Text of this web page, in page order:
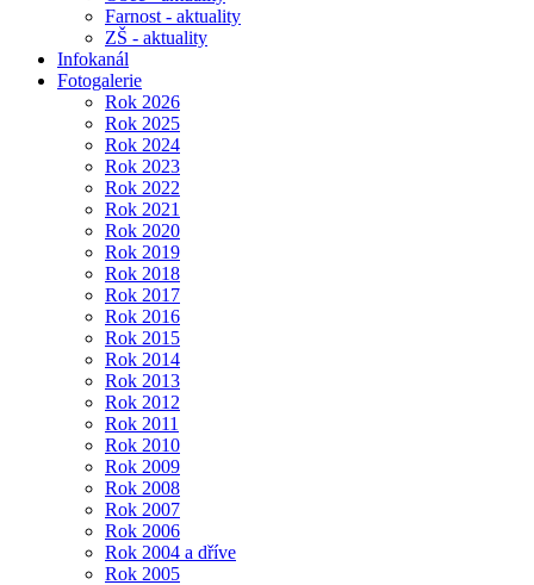
Farnost - aktuality
ZŠ - aktuality
Infokanál
Fotogalerie
Rok 2026
Rok 2025
Rok 2024
Rok 2023
Rok 2022
Rok 2021
Rok 2020
Rok 2019
Rok 2018
Rok 2017
Rok 2016
Rok 2015
Rok 2014
Rok 2013
Rok 2012
Rok 2011
Rok 2010
Rok 2009
Rok 2008
Rok 2007
Rok 2006
Rok 2004 a dříve
Rok 2005